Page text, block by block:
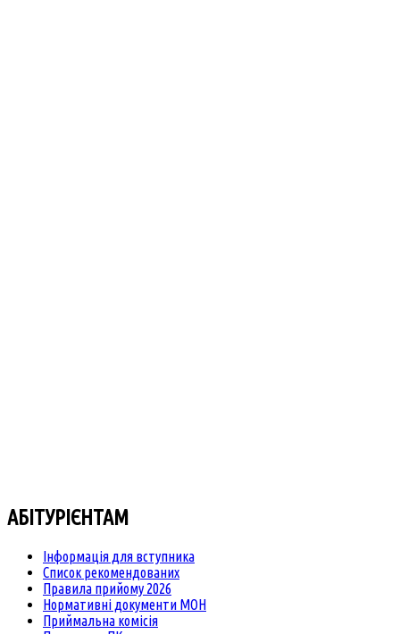
АБІТУРІЄНТАМ
Інформація для вступника
Список рекомендованих
Правила прийому 2026
Нормативні документи МОН
Приймальна комісія